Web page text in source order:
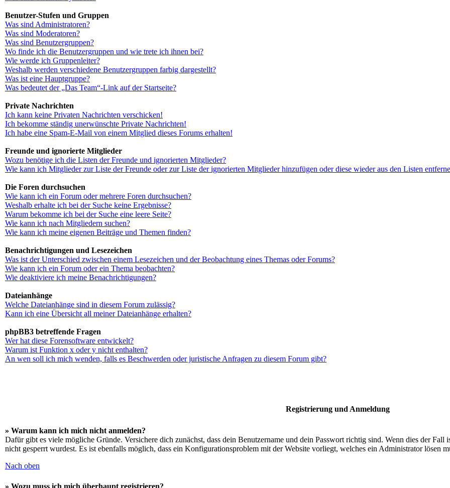
Benutzer-Stufen und Gruppen
Was sind Administratoren?
Was sind Moderatoren?
Was sind Benutzergruppen?
Wo finde ich die Benutzergruppen und wie trete ich ihnen bei?
Wie werde ich Gruppenleiter?
Weshalb werden verschiedene Benutzergruppen farbig dargestellt?
Was ist eine Hauptgruppe?
Was bedeutet der „Das Team“-Link auf der Startseite?
Private Nachrichten
Ich kann keine Privaten Nachrichten verschicken!
Ich bekomme ständig unerwünschte Private Nachrichten!
Ich habe eine Spam-E-Mail von einem Mitglied dieses Forums erhalten!
Freunde und ignorierte Mitglieder
Wozu benötige ich die Listen der Freunde und ignorierten Mitglieder?
Wie kann ich Mitglieder zur Liste der Freunde oder zur Liste der ignorierten Mitglieder hinzufügen oder diese wieder aus den Listen
Die Foren durchsuchen
Wie kann ich ein Forum oder mehrere Foren durchsuchen?
Weshalb erhalte ich bei der Suche keine Ergebnisse?
Warum bekomme ich bei der Suche eine leere Seite?
Wie kann ich nach Mitgliedern suchen?
Wie kann ich meine eigenen Beiträge und Themen finden?
Benachrichtigungen und Lesezeichen
Was ist der Unterschied zwischen einem Lesezeichen und der Beobachtung eines Themas oder Forums?
Wie kann ich ein Forum oder ein Thema beobachten?
Wie deaktiviere ich meine Benachrichtigungen?
Dateianhänge
Welche Dateianhänge sind in diesem Forum zulässig?
Kann ich eine Übersicht all meiner Dateianhänge erhalten?
phpBB3 betreffende Fragen
Wer hat diese Forensoftware entwickelt?
Warum ist Funktion x oder y nicht enthalten?
An wen soll ich mich wenden, falls es Beschwerden oder juristische Anfragen zu diesem Forum gibt?
Registrierung und Anmeldung
» Warum kann ich mich nicht anmelden?
Dafür gibt es viele mögliche Gründe. Versichere dich zunächst, dass dein Benutzername und dein Passwort richtig sind. Wenn dies der
nicht gesperrt wurdest. Es ist ebenfalls möglich, dass ein Konfigurationsproblem mit der Website vorliegt, welches ein Administrator lösen
Nach oben
» Wozu muss ich mich überhaupt registrieren?